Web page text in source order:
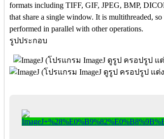
formats including TIFF, GIF, JPEG, BMP,
that share a single window. It is multithreaded,
performed in parallel with other operations.
รูปประกอบ